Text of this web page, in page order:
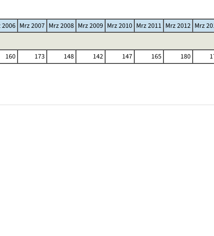
2006 Mrz 2007 Mrz 2008 Mrz 2009 Mrz 2010 Mrz 2011 Mrz 2012 Mrz
160 173 148 142 147 165 180